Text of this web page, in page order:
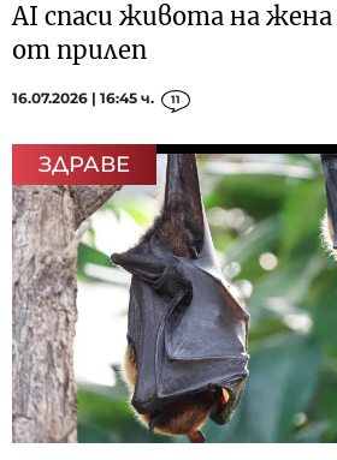
AI спаси живота на жена
от прилеп
16.07.2026 | 16:45 ч. 11
ЗДРАВЕ